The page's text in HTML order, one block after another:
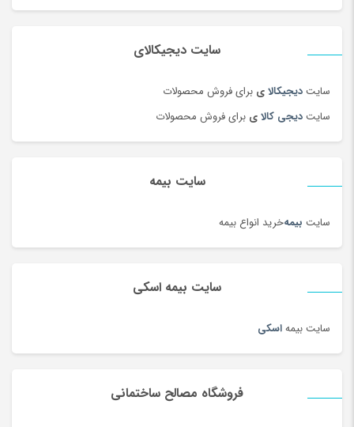
سایت دیجیکالای
سایت دیجیکالای برای فروش محصولات
سایت دیجی کالای برای فروش محصولات
سایت بیمه
سایت بیمهخرید انواع بیمه
سایت بیمه اسکی
سایت بیمهاسکی
فروشگاه مصالح ساختمانی